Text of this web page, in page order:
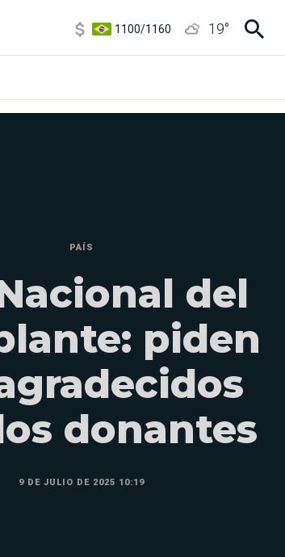
3,8/4
19°
PAÍS
del
piden
donantes
9 DE JULIO DE 2025 10:19